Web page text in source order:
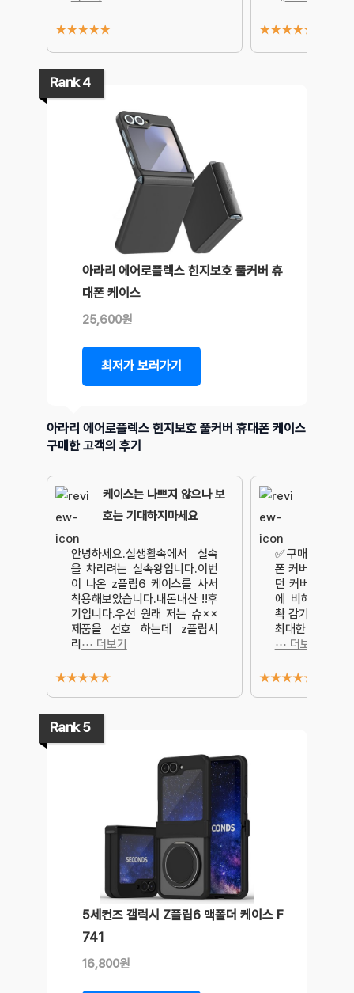
★★★★★ ★★★★★
Rank 4
아라리 에어로플렉스 힌지보호 풀커버 휴
대폰 케이스
25,600원
최저가 보러가기
아라리 에어로플렉스 힌지보호 풀커버 휴대폰 케이스
구매한 고객의 후기
케이스는 나쁘지 않으나 보
호는 기대하지마세요
안녕하세요.실생활속에서 실속
을 차리려는 실속왕입니다.이번
이 나온 z플립6 케이스를 사서
착용해보았습니다.내돈내산 !!후
기입니다.우선 원래 저는 슈××
제품을 선호 하는데 z플립시
리 ⋯ 더보기
★★★★★
슬림함과
춘 케이스
✅구매 동기 :엄
폰 커버로 구매
던 커버는 플라
에 비해 커버가
촥 감기는 느낌
최대한 슬림하
⋯ 더보기
★★★★★
Rank 5
5세컨즈 갤럭시 Z플립6 맥폴더 케이스 F
741
16,800원